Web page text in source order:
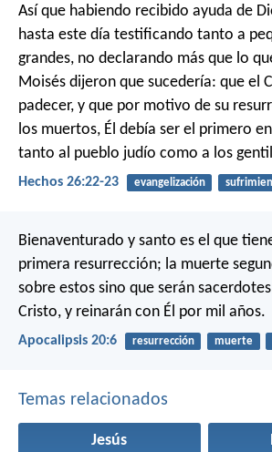
Así que habiendo recibido ayuda de
hasta este día testificando tanto a
grandes, no declarando más que lo
Moisés dijeron que sucedería: que el
padecer, y que por motivo de su
los muertos, Él debía ser el primero
tanto al pueblo judío como a los
Hechos 26:22-23 evangelización
Bienaventurado y santo es el que
primera resurrección; la muerte
sobre estos sino que serán
Cristo, y reinarán con Él por mil años.
Apocalipsis 20:6 resurrección muerte
Temas relacionados
Jesús